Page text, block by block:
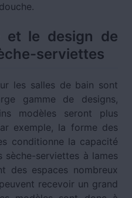
et le design de
serviettes
les salles de bain sont
gamme de designs,
modèles seront plus
exemple, la forme des
conditionne la capacité
sèche-serviettes à lames
des espaces nombreux
recevoir un grand